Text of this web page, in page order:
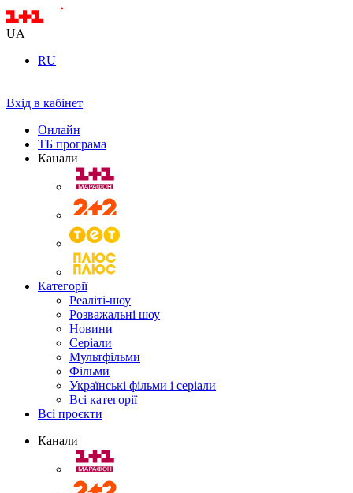
UA
RU
Вхід в кабінет
Онлайн
ТБ програма
Канали
Категорії
Реаліті-шоу
Розважальні шоу
Новини
Серіали
Мультфільми
Фільми
Українські фільми і серіали
Всі категорії
Всі проєкти
Канали